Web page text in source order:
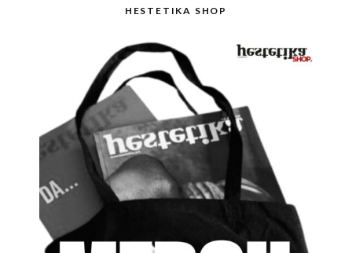
HESTETIKA SHOP